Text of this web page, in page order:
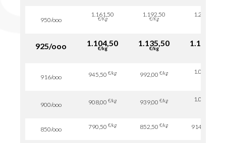
950/ooo
1.161,50
€/Kg
1.192,50
€/Kg
1.208,00
925/ooo 1.104,50
€/kg
1.135,50
€/kg
1.166,50
916/ooo 945,50 €/kg 992,00 €/kg 1.038,50
900/ooo 908,00 €/kg 939,00 €/kg 1.001,00
850/ooo 790,50 €/kg 852,50 €/kg 914,50